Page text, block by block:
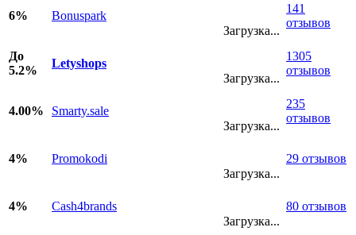
6%
Bonuspark
Загрузка...
141
отзывов
До
5.2%
Letyshops
Загрузка...
1305
отзывов
4.00%
Smarty.sale
Загрузка...
235
отзывов
4%
Promokodi
Загрузка...
29 отзывов
4%
Cash4brands
Загрузка...
80 отзывов